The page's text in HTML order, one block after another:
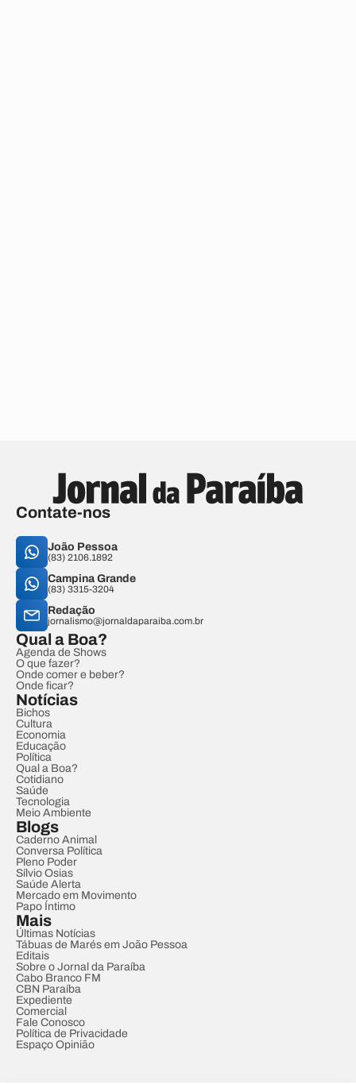
Contate-nos
João Pessoa
(83) 2106.1892
Campina Grande
(83) 3315-3204
Redação
jornalismo@jornaldaparaiba.com.br
Qual a Boa?
Agenda de Shows
O que fazer?
Onde comer e beber?
Onde ficar?
Notícias
Bichos
Cultura
Economia
Educação
Política
Qual a Boa?
Cotidiano
Saúde
Tecnologia
Meio Ambiente
Blogs
Caderno Animal
Conversa Política
Pleno Poder
Sílvio Osias
Saúde Alerta
Mercado em Movimento
Papo Íntimo
Mais
Últimas Notícias
Tábuas de Marés em João Pessoa
Editais
Sobre o Jornal da Paraíba
Cabo Branco FM
CBN Paraíba
Expediente
Comercial
Fale Conosco
Política de Privacidade
Espaço Opinião